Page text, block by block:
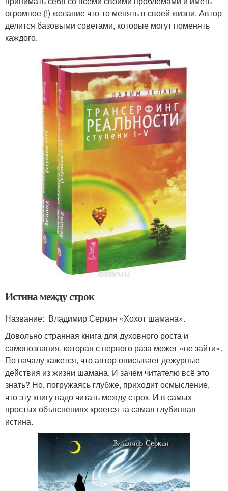
огромное (!) желание что-то менять в своей жизни. Автор
делится базовыми советами, которые могут поменять
каждого.
Истина между строк
Название: Владимир Серкин «Хохот шамана».
Довольно странная книга для духовного роста и
самопознания, которая с первого раза может «не зайти».
По началу кажется, что автор описывает дежурные
действия из жизни шамана. И зачем читателю всё это
знать? Но, погружаясь глубже, приходит осмысление,
что эту книгу надо читать между строк. И в самых
простых объяснениях кроется та самая глубинная
истина.